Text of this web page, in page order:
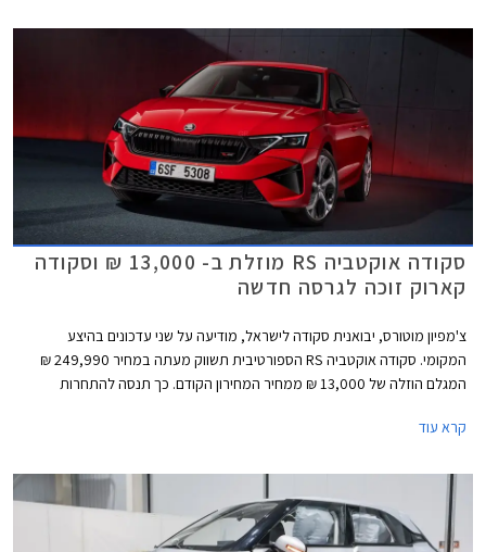
סקודה אוקטביה RS מוזלת ב- 13,000 ₪ וסקודה
קארוק זוכה לגרסה חדשה
צ'מפיון מוטורס, יבואנית סקודה לישראל, מודיעה על שני עדכונים בהיצע
המקומי. סקודה אוקטביה RS הספורטיבית תשווק מעתה במחיר 249,990 ₪
המגלם הוזלה של 13,000 ₪ ממחיר המחירון הקודם. כך תנסה להתחרות
קרא עוד